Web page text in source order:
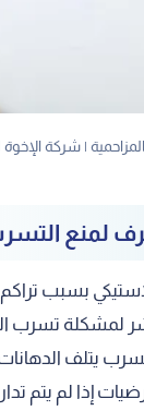
| شركة الإخوة
لمنع
بسبب
لمشكلة تسرب
يتلف
إذا لم يتم